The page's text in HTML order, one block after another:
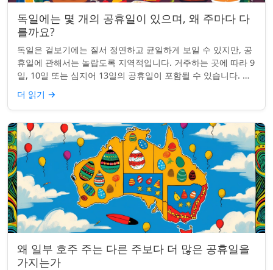
독일에는 몇 개의 공휴일이 있으며, 왜 주마다 다
를까요?
독일은 겉보기에는 질서 정연하고 균일하게 보일 수 있지만, 공
휴일에 관해서는 놀랍도록 지역적입니다. 거주하는 곳에 따라 9
일, 10일 또는 심지어 13일의 공휴일이 포함될 수 있습니다. 왜
그런 걸까요? 간단한 통찰...
더 읽기 →
왜 일부 호주 주는 다른 주보다 더 많은 공휴일을
가지는가